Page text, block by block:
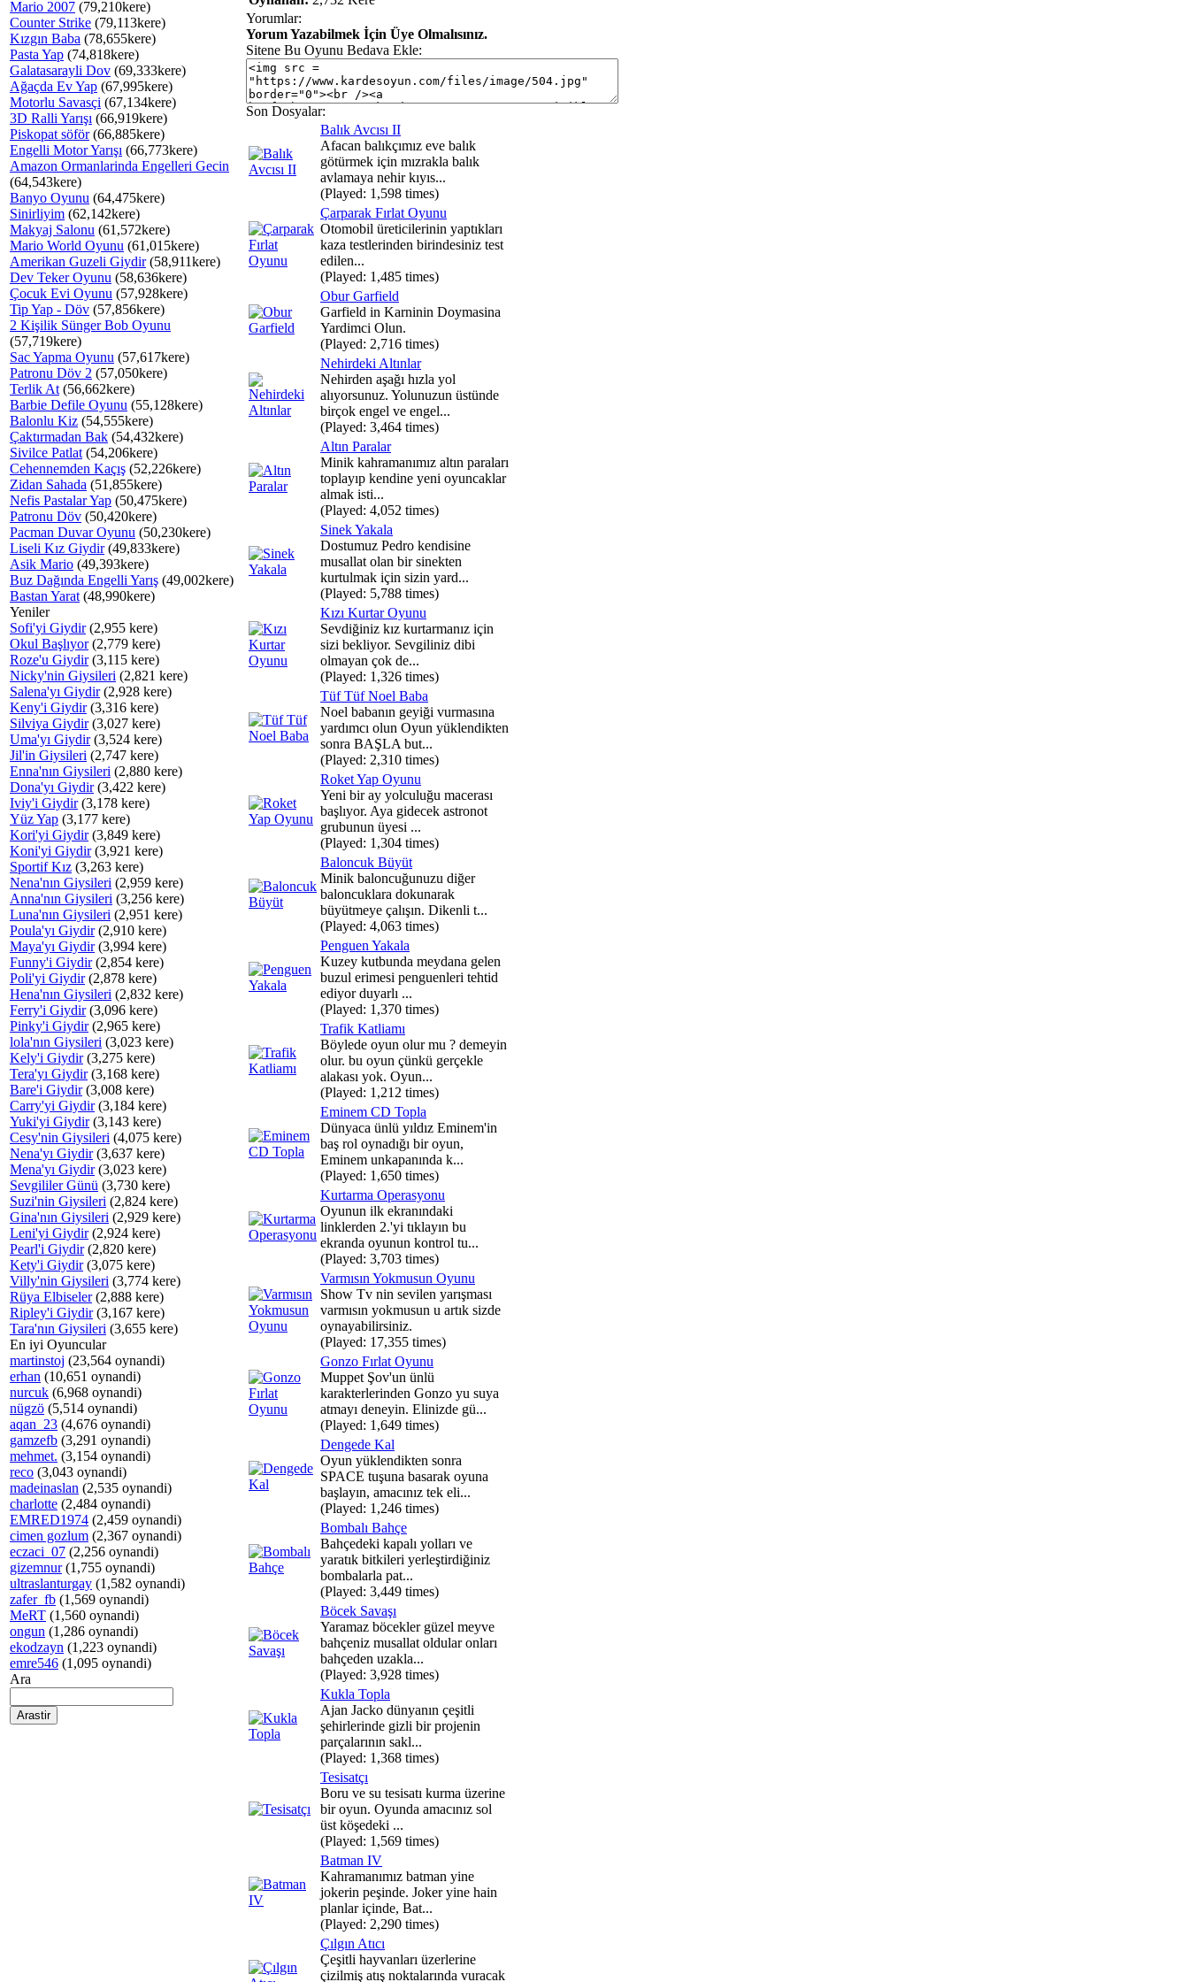
Mario 2007 (79,210kere)
Counter Strike (79,113kere)
Kızgın Baba (78,655kere)
Pasta Yap (74,818kere)
Galatasarayli Dov (69,333kere)
Ağaçda Ev Yap (67,995kere)
Motorlu Savasçi (67,134kere)
3D Ralli Yarışı (66,919kere)
Piskopat söför(66,885kere)
Engelli Motor Yarışı (66,773kere)
Amazon Ormanlarinda Engelleri Gecin
(64,543kere)
Banyo Oyunu (64,475kere)
Sinirliyim (62,142kere)
Makyaj Salonu (61,572kere)
Mario World Oyunu (61,015kere)
Amerikan Guzeli Giydir(58,911kere)
Dev Teker Oyunu (58,636kere)
Çocuk Evi Oyunu (57,928kere)
Tip Yap - Döv (57,856kere)
2 Kişilik Sünger Bob Oyunu
(57,719kere)
Sac Yapma Oyunu (57,617kere)
Patronu Döv 2 (57,050kere)
Terlik At (56,662kere)
Barbie Defile Oyunu (55,128kere)
Balonlu Kiz (54,555kere)
Çaktırmadan Bak (54,432kere)
Sivilce Patlat (54,206kere)
Cehennemden Kaçış (52,226kere)
Zidan Sahada (51,855kere)
Nefis Pastalar Yap (50,475kere)
Patronu Döv (50,420kere)
Pacman Duvar Oyunu (50,230kere)
Liseli Kız Giydir(49,833kere)
Asik Mario (49,393kere)
Buz Dağında Engelli Yarış (49,002kere)
Bastan Yarat (48,990kere)
Yeniler
Sofi'yi Giydir(2,955 kere)
Okul Başlıyor(2,779 kere)
Roze'u Giydir(3,115 kere)
Nicky'nin Giysileri (2,821 kere)
Salena'yı Giydir(2,928 kere)
Keny'i Giydir(3,316 kere)
Silviya Giydir(3,027 kere)
Uma'yı Giydir(3,524 kere)
Jil'in Giysileri (2,747 kere)
Enna'nın Giysileri (2,880 kere)
Dona'yı Giydir(3,422 kere)
Iviy'i Giydir(3,178 kere)
Yüz Yap (3,177 kere)
Kori'yi Giydir(3,849 kere)
Koni'yi Giydir(3,921 kere)
Sportif Kız (3,263 kere)
Nena'nın Giysileri (2,959 kere)
Anna'nın Giysileri (3,256 kere)
Luna'nın Giysileri (2,951 kere)
Poula'yı Giydir(2,910 kere)
Maya'yı Giydir(3,994 kere)
Funny'i Giydir(2,854 kere)
Poli'yi Giydir(2,878 kere)
Hena'nın Giysileri (2,832 kere)
Ferry'i Giydir(3,096 kere)
Pinky'i Giydir(2,965 kere)
lola'nın Giysileri (3,023 kere)
Kely'i Giydir(3,275 kere)
Tera'yı Giydir(3,168 kere)
Bare'i Giydir(3,008 kere)
Carry'yi Giydir(3,184 kere)
Yuki'yi Giydir(3,143 kere)
Cesy'nin Giysileri (4,075 kere)
Nena'yı Giydir(3,637 kere)
Mena'yı Giydir(3,023 kere)
Sevgililer Günü (3,730 kere)
Suzi'nin Giysileri (2,824 kere)
Gina'nın Giysileri (2,929 kere)
Leni'yi Giydir(2,924 kere)
Pearl'i Giydir(2,820 kere)
Kety'i Giydir(3,075 kere)
Villy'nin Giysileri (3,774 kere)
Rüya Elbiseler(2,888 kere)
Ripley'i Giydir(3,167 kere)
Tara'nın Giysileri (3,655 kere)
En iyi Oyuncular
martinstoj (23,564 oynandi)
erhan (10,651 oynandi)
nurcuk (6,968 oynandi)
nügzö (5,514 oynandi)
aqan_23 (4,676 oynandi)
gamzefb (3,291 oynandi)
mehmet. (3,154 oynandi)
reco (3,043 oynandi)
madeinaslan (2,535 oynandi)
charlotte (2,484 oynandi)
EMRED1974 (2,459 oynandi)
cimen gozlum (2,367 oynandi)
eczaci_07 (2,256 oynandi)
gizemnur(1,755 oynandi)
ultraslanturgay (1,582 oynandi)
zafer_fb (1,569 oynandi)
MeRT (1,560 oynandi)
ongun (1,286 oynandi)
ekodzayn (1,223 oynandi)
emre546 (1,095 oynandi)
Ara
Yorumlar:
Yorum Yazabilmek İçin Üye Olmalısınız.
Sitene Bu Oyunu Bedava Ekle:
Son Dosyalar:
Balık Avcısı II
Afacan balıkçımız eve balık
götürmek için mızrakla balık
avlamaya nehir kıyıs...
(Played: 1,598 times)
Çarparak Fırlat Oyunu
Otomobil üreticilerinin yaptıkları
kaza testlerinden birindesiniz test
edilen...
(Played: 1,485 times)
Obur Garfield
Garfield in Karninin Doymasina
Yardimci Olun.
(Played: 2,716 times)
Nehirdeki Altınlar
Nehirden aşağı hızla yol
alıyorsunuz. Yolunuzun üstünde
birçok engel ve engel...
(Played: 3,464 times)
Altın Paralar
Minik kahramanımız altın paraları
toplayıp kendine yeni oyuncaklar
almak isti...
(Played: 4,052 times)
Sinek Yakala
Dostumuz Pedro kendisine
musallat olan bir sinekten
kurtulmak için sizin yard...
(Played: 5,788 times)
Kızı Kurtar Oyunu
Sevdiğiniz kız kurtarmanız için
sizi bekliyor. Sevgiliniz dibi
olmayan çok de...
(Played: 1,326 times)
Tüf Tüf Noel Baba
Noel babanın geyiği vurmasına
yardımcı olun Oyun yüklendikten
sonra BAŞLA but...
(Played: 2,310 times)
Roket Yap Oyunu
Yeni bir ay yolculuğu macerası
başlıyor. Aya gidecek astronot
grubunun üyesi ...
(Played: 1,304 times)
Baloncuk Büyüt
Minik baloncuğunuzu diğer
baloncuklara dokunarak
büyütmeye çalışın. Dikenli t...
(Played: 4,063 times)
Penguen Yakala
Kuzey kutbunda meydana gelen
buzul erimesi penguenleri tehtid
ediyor duyarlı ...
(Played: 1,370 times)
Trafik Katliamı
Böylede oyun olur mu ? demeyin
olur. bu oyun çünkü gerçekle
alakası yok. Oyun...
(Played: 1,212 times)
Eminem CD Topla
Dünyaca ünlü yıldız Eminem'in
baş rol oynadığı bir oyun,
Eminem unkapanında k...
(Played: 1,650 times)
Kurtarma Operasyonu
Oyunun ilk ekranındaki
linklerden 2.'yi tıklayın bu
ekranda oyunun kontrol tu...
(Played: 3,703 times)
Varmısın Yokmusun Oyunu
Show Tv nin sevilen yarışması
varmısın yokmusun u artık sizde
oynayabilirsiniz.
(Played: 17,355 times)
Gonzo Fırlat Oyunu
Muppet Şov'un ünlü
karakterlerinden Gonzo yu suya
atmayı deneyin. Elinizde gü...
(Played: 1,649 times)
Dengede Kal
Oyun yüklendikten sonra
SPACE tuşuna basarak oyuna
başlayın, amacınız tek eli...
(Played: 1,246 times)
Bombalı Bahçe
Bahçedeki kapalı yolları ve
yaratık bitkileri yerleştirdiğiniz
bombalarla pat...
(Played: 3,449 times)
Böcek Savaşı
Yaramaz böcekler güzel meyve
bahçeniz musallat oldular onları
bahçeden uzakla...
(Played: 3,928 times)
Kukla Topla
Ajan Jacko dünyanın çeşitli
şehirlerinde gizli bir projenin
parçalarının sakl...
(Played: 1,368 times)
Tesisatçı
Boru ve su tesisatı kurma üzerine
bir oyun. Oyunda amacınız sol
üst köşedeki ...
(Played: 1,569 times)
Batman IV
Kahramanımız batman yine
jokerin peşinde. Joker yine hain
planlar içinde, Bat...
(Played: 2,290 times)
Çılgın Atıcı
Çeşitli hayvanları üzerlerine
çizilmiş atış noktalarında vuracak